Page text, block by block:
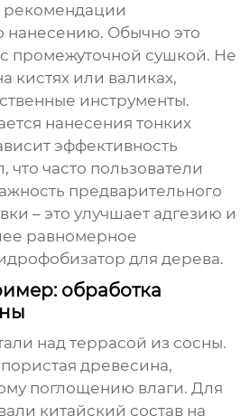
рекомендации
нанесению. Обычно это
промежуточной сушкой. Не
кистях или валиках,
инструменты.
нанесения тонких
эффективность
что часто пользователи
предварительного
– это улучшает адгезию и
равномерное
для дерева.
обработка
над террасой из сосны.
древесина,
поглощению влаги. Для
китайский состав на